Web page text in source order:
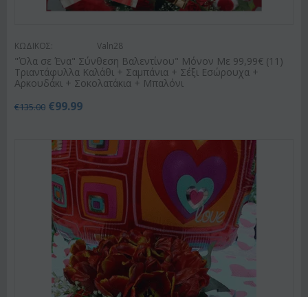
ΚΩΔΙΚΟΣ: Valn28
"Όλα σε Ένα" Σύνθεση Βαλεντίνου" Μόνον Με 99,99€ (11)
Τριαντάφυλλα Καλάθι + Σαμπάνια + Σέξι Εσώρουχα +
Αρκουδάκι + Σοκολατάκια + Μπαλόνι
€135.00 €99.99